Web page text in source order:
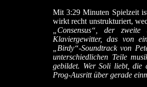
Mit 3:29 Minuten Spielzeit
wirkt recht unstrukturiert,
„Consensus“, der
Klaviergewitter, das von
„Birdy“-Soundtrack von
unterschiedlichen Teile
gebildet. Wer Soli liebt, die
Prog-Ausritt über gerade